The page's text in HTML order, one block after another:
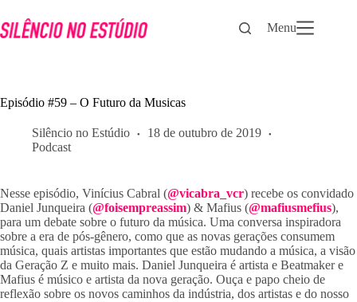
para
o
Menu
Episódio #59 – O Futuro da Musicas
Silêncio no Estúdio
18 de outubro de 2019
Podcast
Nesse episódio, Vinícius Cabral (@vicabra_vcr) recebe os convidado
Daniel Junqueira (@foisempreassim) & Mafius (@mafiusmefius),
para um debate sobre o futuro da música. Uma conversa inspiradora
sobre a era de pós-gênero, como que as novas gerações consumem
música, quais artistas importantes que estão mudando a música, a visão
da Geração Z e muito mais. Daniel Junqueira é artista e Beatmaker e
Mafius é músico e artista da nova geração. Ouça e papo cheio de
reflexão sobre os novos caminhos da indústria, dos artistas e do nosso